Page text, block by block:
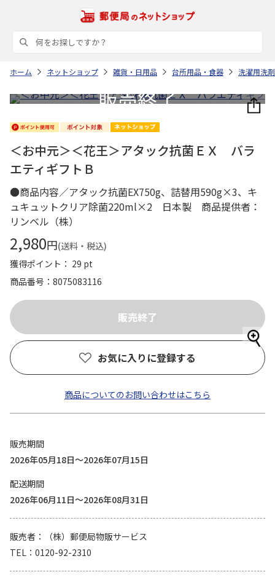
ホーム ネットショップ 雑貨・日用品 台所用品・食器 洗濯用洗剤
＜お中元＞＜花王＞アタック抗菌ＥＸ バラ
エティギフトＢ
●商品内容／アタック抗菌EX750g、詰替用590g×3、キ
ュキュットクリア除菌220ml×2 日本製 商品提供者：
リンベル（株）
2,980円(送料・税込)
獲得ポイント： 29 pt
商品番号
8075083116
お気に入りに登録する
商品についてのお問い合わせはこちら
販売期間
2026年05月18日～2026年07月15日
配送期間
2026年06月11日～2026年08月31日
販売者
（株）郵便局物販サービス
TEL
0120-92-2310